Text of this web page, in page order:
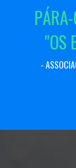
PÁRA-
"OS
- ASSOCIA